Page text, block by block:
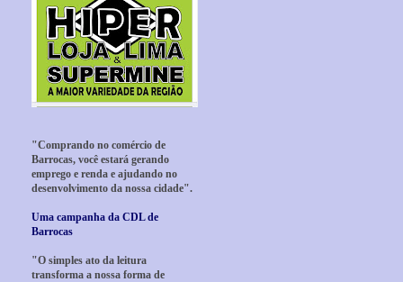
"Comprando no comércio de
Barrocas, você estará gerando
emprego e renda e ajudando no
desenvolvimento da nossa cidade".
Uma campanha da CDL de
Barrocas
"O simples ato da leitura
transforma a nossa forma de